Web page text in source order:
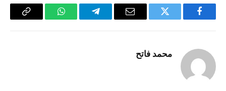
Facebook
Twitter
Email
Telegram
WhatsApp
Copy
محمد فاتح